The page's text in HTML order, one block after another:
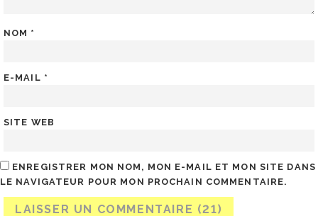
NOM *
E-MAIL *
SITE WEB
ENREGISTRER MON NOM, MON E-MAIL ET MON SITE DANS
LE NAVIGATEUR POUR MON PROCHAIN COMMENTAIRE.